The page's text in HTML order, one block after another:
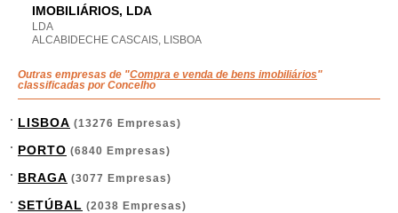
IMOBILIÁRIOS, LDA
LDA
ALCABIDECHE CASCAIS, LISBOA
Outras empresas de "Compra e venda de bens imobiliários"
classificadas por Concelho
LISBOA (13276 Empresas)
PORTO (6840 Empresas)
BRAGA (3077 Empresas)
SETÚBAL (2038 Empresas)